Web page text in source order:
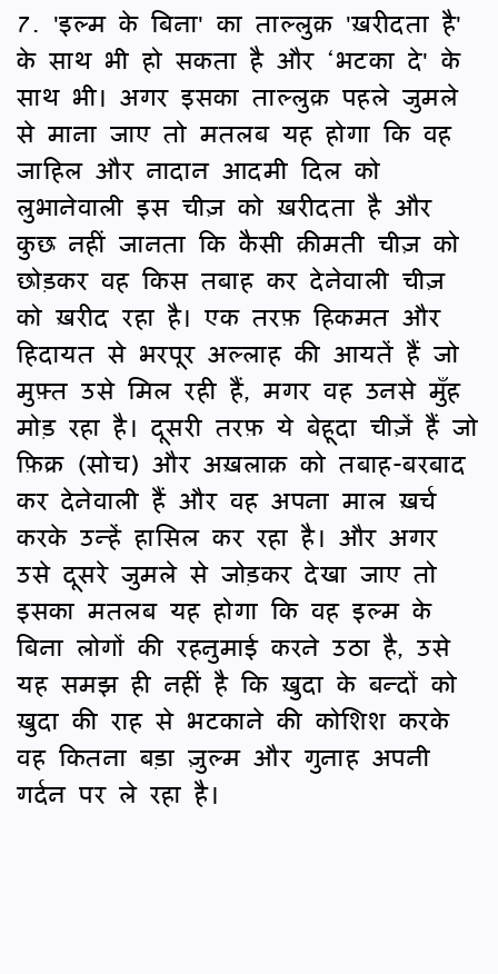
7. 'इल्म के बिना' का ताल्लुक़ 'ख़रीदता है'
के साथ भी हो सकता है और ‘भटका दे' के
साथ भी। अगर इसका ताल्लुक़ पहले जुमले
से माना जाए तो मतलब यह होगा कि वह
जाहिल और नादान आदमी दिल को
लुभानेवाली इस चीज़ को ख़रीदता है और
कुछ नहीं जानता कि कैसी क़ीमती चीज़ को
छोड़कर वह किस तबाह कर देनेवाली चीज़
को ख़रीद रहा है। एक तरफ़ हिकमत और
हिदायत से भरपूर अल्लाह की आयतें हैं जो
मुफ़्त उसे मिल रही हैं, मगर वह उनसे मुँह
मोड़ रहा है। दूसरी तरफ़ ये बेहूदा चीज़ें हैं जो
फ़िक्र (सोच) और अख़लाक़ को तबाह-बरबाद
कर देनेवाली हैं और वह अपना माल ख़र्च
करके उन्हें हासिल कर रहा है। और अगर
उसे दूसरे जुमले से जोड़कर देखा जाए तो
इसका मतलब यह होगा कि वह इल्म के
बिना लोगों की रहनुमाई करने उठा है, उसे
यह समझ ही नहीं है कि ख़ुदा के बन्दों को
ख़ुदा की राह से भटकाने की कोशिश करके
वह कितना बड़ा ज़ुल्म और गुनाह अपनी
गर्दन पर ले रहा है।